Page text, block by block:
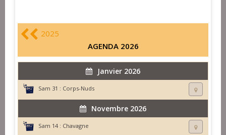
2025
AGENDA 2026
Janvier 2026
Sam 31 : Corps-Nuds
Novembre 2026
Sam 14 : Chavagne